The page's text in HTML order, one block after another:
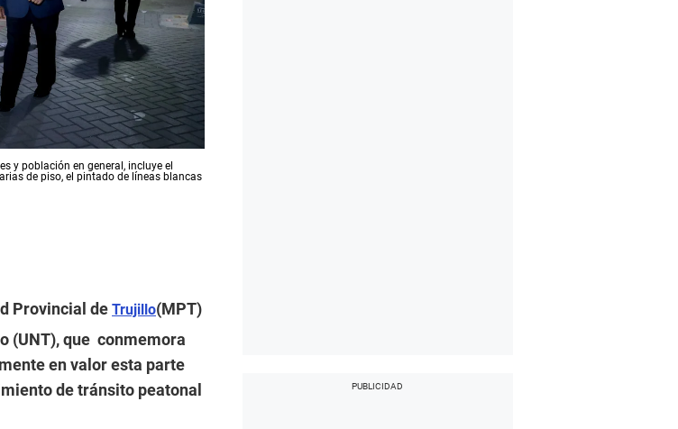
y población en general, incluye el
de piso, el pintado de líneas blancas
Provincial de Trujillo(MPT)
(UNT), que conmemora
en valor esta parte
de tránsito peatonal